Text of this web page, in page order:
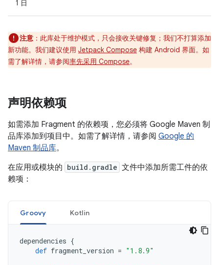
1 日
注意 ：此库处于维护模式，只会接收关键修复；我们不打算添加
新功能。我们建议使用 Jetpack Compose 构建 Android 界面。如
需了解详情，请参阅率先采用 Compose。
声明依赖项
如需添加 Fragment 的依赖项，您必须将 Google Maven 制
品库添加到项目中。如需了解详情，请参阅 Google 的
Maven 制品库。
在应用或模块的 build.gradle 文件中添加所需工件的依
赖项：
Groovy Kotlin
dependencies {
def fragment_version = "1.8.9"